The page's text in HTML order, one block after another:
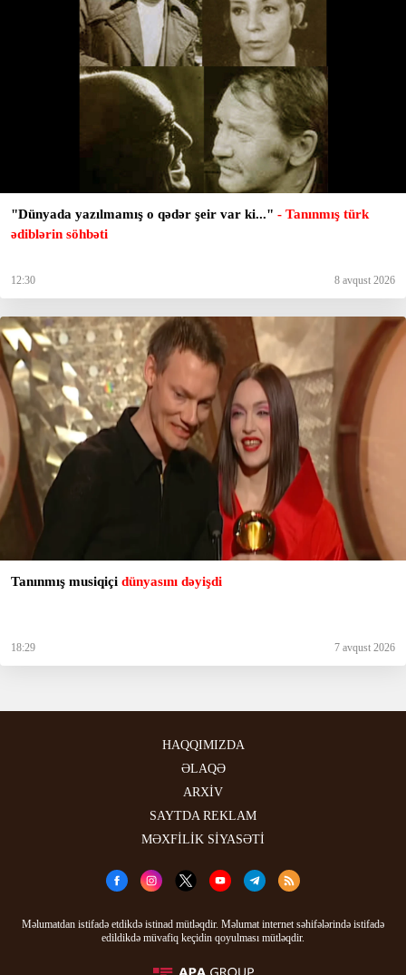
"Dünyada yazılmamış o qədər şeir var ki..." - Tanınmış türk
ədiblərin söhbəti
12:30 8 avqust 2026
Tanınmış musiqiçi dünyasını dəyişdi
18:29 7 avqust 2026
HAQQIMIZDA
ƏLAQƏ
ARXİV
SAYTDA REKLAM
MƏXFİLİK SİYASƏTİ
Məlumatdan istifadə etdikdə istinad mütləqdir. Məlumat internet səhifələrində istifadə
edildikdə müvafiq keçidin qoyulması mütləqdir.